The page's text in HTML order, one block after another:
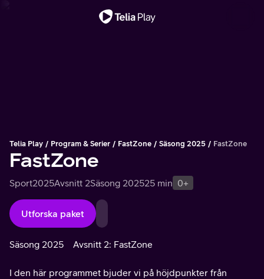
Telia Play Program & Serier FastZone Säsong 2025 FastZone
FastZone
Sport2025Avsnitt 2Säsong 202525 min 0+
Utforska paket
Säsong 2025 Avsnitt 2: FastZone
I den här programmet bjuder vi på höjdpunkter från